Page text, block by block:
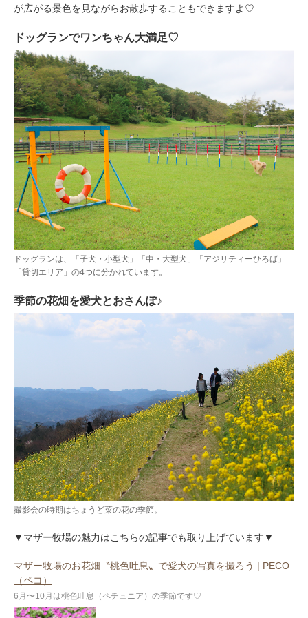
が広がる景色を見ながらお散歩することもできますよ♡
ドッグランでワンちゃん大満足♡
ドッグランは、「子犬・小型犬」「中・大型犬」「アジリティーひろば」
「貸切エリア」の4つに分かれています。
季節の花畑を愛犬とおさんぽ♪
撮影会の時期はちょうど菜の花の季節。
▼マザー牧場の魅力はこちらの記事でも取り上げています▼
マザー牧場のお花畑〝桃色吐息〟で愛犬の写真を撮ろう | PECO
（ペコ）
6月〜10月は桃色吐息（ペチュニア）の季節です♡